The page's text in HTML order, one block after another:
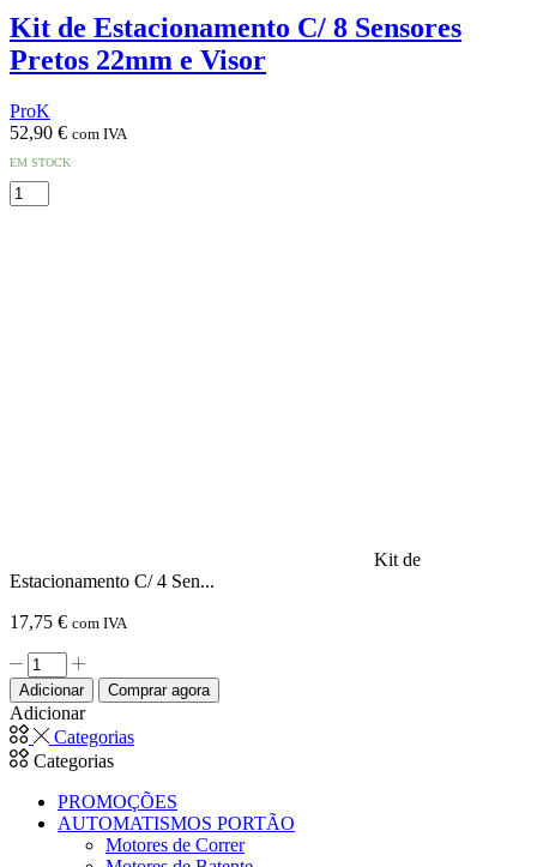
Kit de Estacionamento C/ 8 Sensores
Pretos 22mm e Visor
ProK
52,90 € com IVA
EM STOCK
Quantidade
de
Kit de
Estacionamento C/ 4 Sen...
17,75 € com IVA
Quantidade
de
Kit
de
Estacionamento
C/
Sensores
Pretos
Adicionar Comprar agora
Adicionar
Categorias
Categorias
PROMOÇÕES
AUTOMATISMOS PORTÃO
Motores de Correr